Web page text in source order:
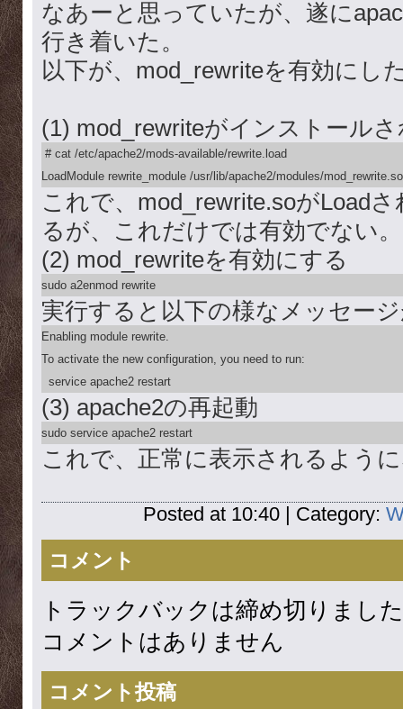
なあーと思っていたが、遂に
行き着いた。
以下が、mod_rewriteを有効にし
(1) mod_rewriteがインストール
# cat /etc/apache2/mods-available/rewrite.load
LoadModule rewrite_module /usr/lib/apache2/modules/mod_rewrite.so
これで、mod_rewrite.soがLoad
るが、これだけでは有効でない。
(2) mod_rewriteを有効にする
sudo a2enmod rewrite
実行すると以下の様なメッセー
Enabling module rewrite.
To activate the new configuration, you need to run:
  service apache2 restart
(3) apache2の再起動
sudo service apache2 restart
これで、正常に表示されるよう
Posted at 10:40 | Category:
コメント
トラックバックは締め切りました
コメントはありません
コメント投稿